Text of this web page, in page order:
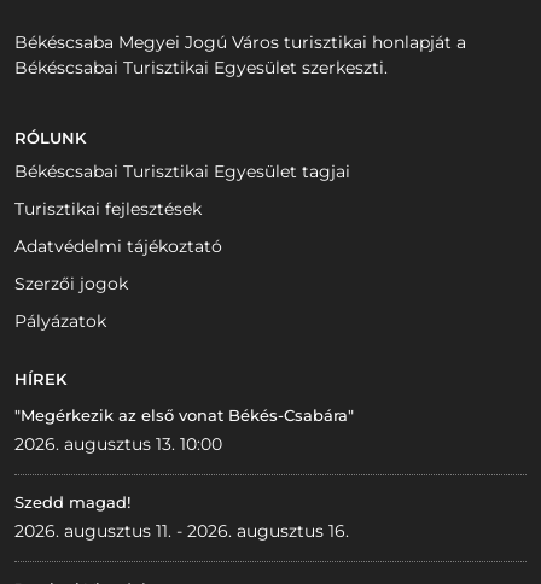
Békéscsaba Megyei Jogú Város turisztikai honlapját a
Békéscsabai Turisztikai Egyesület szerkeszti.
RÓLUNK
Békéscsabai Turisztikai Egyesület tagjai
Turisztikai fejlesztések
Adatvédelmi tájékoztató
Szerzői jogok
Pályázatok
HÍREK
"Megérkezik az első vonat Békés-Csabára"
2026. augusztus 13. 10:00
Szedd magad!
2026. augusztus 11. - 2026. augusztus 16.